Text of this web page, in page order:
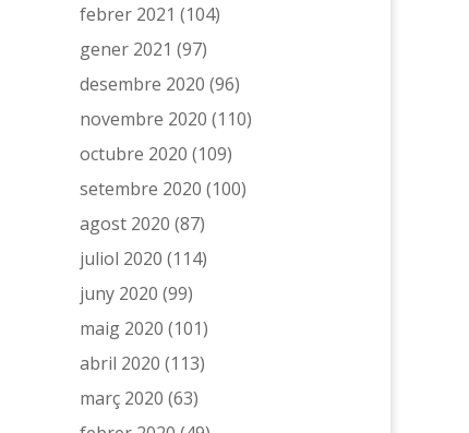
febrer 2021 (104)
gener 2021 (97)
desembre 2020 (96)
novembre 2020 (110)
octubre 2020 (109)
setembre 2020 (100)
agost 2020 (87)
juliol 2020 (114)
juny 2020 (99)
maig 2020 (101)
abril 2020 (113)
març 2020 (63)